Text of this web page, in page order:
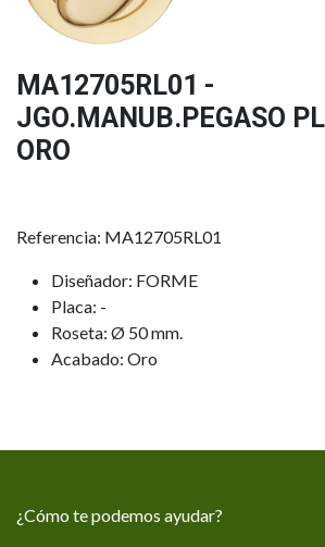
MA12705RL01 -
JGO.MANUB.PEGASO
ORO
Referencia: MA12705RL01
Diseñador: FORME
Placa: -
Roseta: Ø 50 mm.
Acabado: Oro
¿Cómo te podemos ayudar?